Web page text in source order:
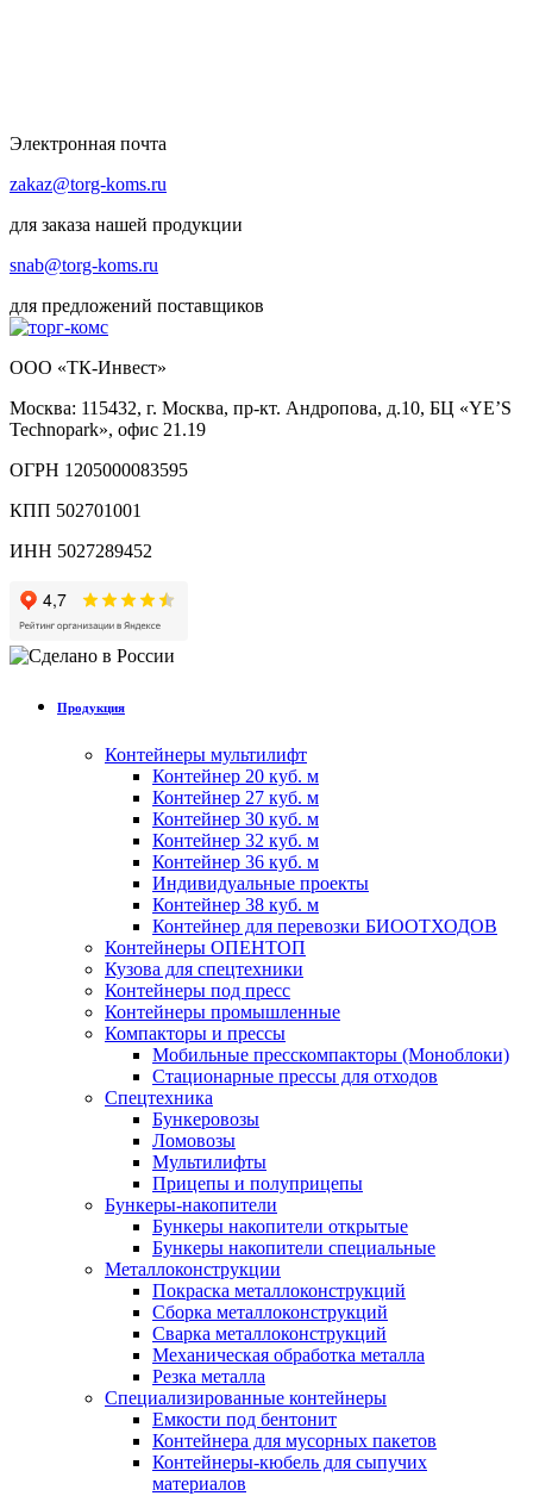
Электронная почта
zakaz@torg-koms.ru
для заказа нашей продукции
snab@torg-koms.ru
для предложений поставщиков
ООО «ТК-Инвест»
Москва: 115432, г. Москва, пр-кт. Андропова, д.10, БЦ «YE’S
Technopark», офис 21.19
ОГРН 1205000083595
КПП 502701001
ИНН 5027289452
Продукция
Контейнеры мультилифт
Контейнер 20 куб. м
Контейнер 27 куб. м
Контейнер 30 куб. м
Контейнер 32 куб. м
Контейнер 36 куб. м
Индивидуальные проекты
Контейнер 38 куб. м
Контейнер для перевозки БИООТХОДОВ
Контейнеры ОПЕНТОП
Кузова для спецтехники
Контейнеры под пресс
Контейнеры промышленные
Компакторы и прессы
Мобильные пресскомпакторы (Моноблоки)
Стационарные прессы для отходов
Спецтехника
Бункеровозы
Ломовозы
Мультилифты
Прицепы и полуприцепы
Бункеры-накопители
Бункеры накопители открытые
Бункеры накопители специальные
Металлоконструкции
Покраска металлоконструкций
Сборка металлоконструкций
Сварка металлоконструкций
Механическая обработка металла
Резка металла
Специализированные контейнеры
Емкости под бентонит
Контейнера для мусорных пакетов
Контейнеры-кюбель для сыпучих
материалов